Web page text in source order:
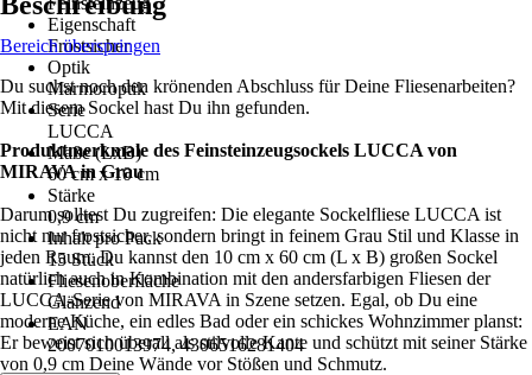
Eigenschaft
Frostsicher
Optik
Marmoroptik
Serie
LUCCA
Maße (LxB)
60 cm x 10 cm
Stärke
0,9 cm
Inhalt pro Pack
15 Stück
Fliesenoberfläche
Glänzend
EAN
2007010013974, 4306516281404
Bereich überspringen
Du suchst noch den krönenden Abschluss für Deine Fliesenarbeiten?
Mit diesem Sockel hast Du ihn gefunden.
Produktmerkmale des Feinsteinzeugsockels LUCCA von
MIRAVA in Grau
Darum solltest Du zugreifen: Die elegante Sockelfliese LUCCA ist
nicht nur frostsicher, sondern bringt in feinem Grau Stil und Klasse in
jeden Raum. Du kannst den 10 cm x 60 cm (L x B) großen Sockel
natürlich auch in Kombination mit den andersfarbigen Fliesen der
LUCCA-Serie von MIRAVA in Szene setzen. Egal, ob Du eine
moderne Küche, ein edles Bad oder ein schickes Wohnzimmer planst:
Er beweist sich überall als stilvolle Kante und schützt mit seiner Stärke
von 0,9 cm Deine Wände vor Stößen und Schmutz.